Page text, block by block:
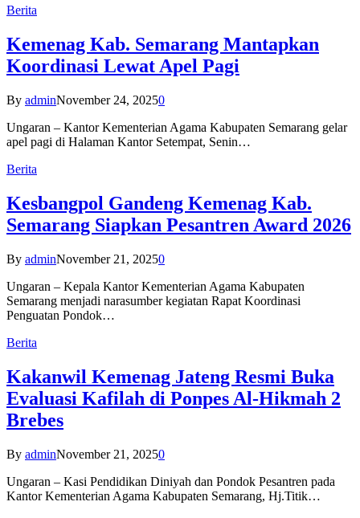
Berita
Kemenag Kab. Semarang Mantapkan
Koordinasi Lewat Apel Pagi
By adminNovember 24, 20250
Ungaran – Kantor Kementerian Agama Kabupaten Semarang gelar
apel pagi di Halaman Kantor Setempat, Senin…
Berita
Kesbangpol Gandeng Kemenag Kab.
Semarang Siapkan Pesantren Award 2026
By adminNovember 21, 20250
Ungaran – Kepala Kantor Kementerian Agama Kabupaten
Semarang menjadi narasumber kegiatan Rapat Koordinasi
Penguatan Pondok…
Berita
Kakanwil Kemenag Jateng Resmi Buka
Evaluasi Kafilah di Ponpes Al-Hikmah 2
Brebes
By adminNovember 21, 20250
Ungaran – Kasi Pendidikan Diniyah dan Pondok Pesantren pada
Kantor Kementerian Agama Kabupaten Semarang, Hj.Titik…